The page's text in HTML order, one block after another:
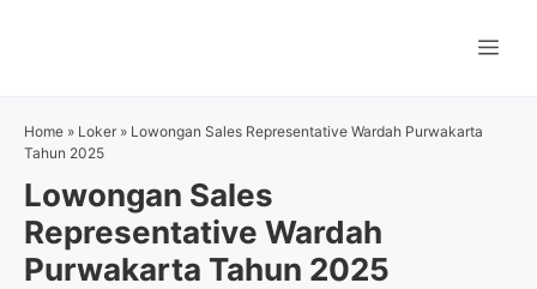
Home » Loker » Lowongan Sales Representative Wardah Purwakarta
Tahun 2025
Lowongan Sales
Representative Wardah
Purwakarta Tahun 2025